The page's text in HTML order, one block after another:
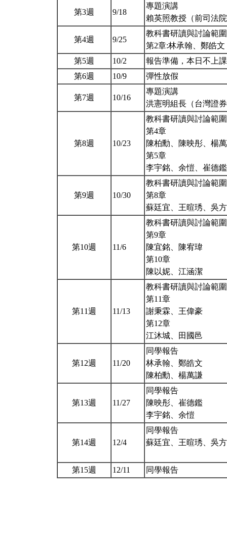
第3週 9/18
專題演講
賴英照教授（前司法
第4週 9/25
教科書研讀與討論範
第2章:林承翰、鄭皓文
第5週
10/2
報告準備，本日不上
第6週
10/9 彈性放假
第7週 10/16
專題演講
洪憲明組長（台灣證
第8週 10/23
教科書研讀與討論範
第4章
陳柏勳、陳映彤、楊
第5章
李宇銘、余愷、崔德
第9週 10/30
教科書研讀與討論範
第8章
蘇廷宜、王暄琇、吳
第10週 11/6
教科書研讀與討論範
第9章
陳宜銘、陳宥瑋
第10章
陳以妮、江涵潔
第11週 11/13
教科書研讀與討論範
第11章
謝秉霖、王偉豪
第12章
江沐城、田國邑
第12週 11/20
同學報告
林承翰、鄭皓文
陳柏勳、楊萬謙
第13週 11/27
同學報告
陳映彤、崔德鑑
李宇銘、余愷
第14週 12/4
同學報告
蘇廷宜、王暄琇、吳
第15週 12/11 同學報告